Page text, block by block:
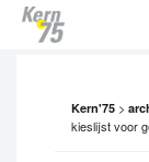
Kern'75 >
kieslijst voor